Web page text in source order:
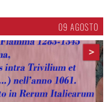
09 AGOSTO
>